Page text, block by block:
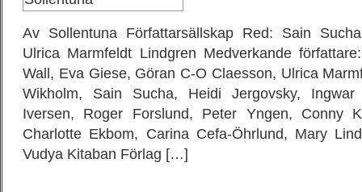
Av Sollentuna Författarsällskap Red: Sain
Ulrica Marmfeldt Lindgren Medverkande
Wall, Eva Giese, Göran C-O Claesson, Ulrica
Wikholm, Sain Sucha, Heidi Jergovsky, Ingwar
Iversen, Roger Forslund, Peter Yngen, Conny
Charlotte Ekbom, Carina Cefa-Öhrlund, Mary
Vudya Kitaban Förlag […]